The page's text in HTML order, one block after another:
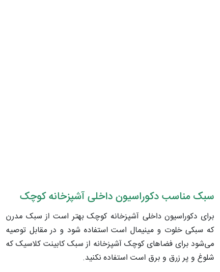
سبک مناسب دکوراسیون داخلی آشپزخانه‌ کوچک
برای دکوراسیون داخلی آشپزخانه کوچک بهتر است از سبک مدرن
که سبکی خلوت و مینیمال است استفاده شود و در مقابل توصیه
می‌شود برای فضاهای کوچک آشپزخانه از سبک کابینت کلاسیک که
شلوغ و پر زرق و برق است استفاده نکنید.